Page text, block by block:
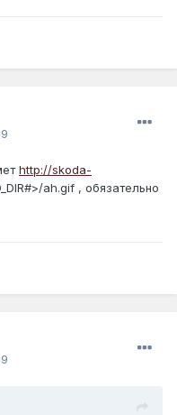
http://skoda-
ah.gif , обязательно